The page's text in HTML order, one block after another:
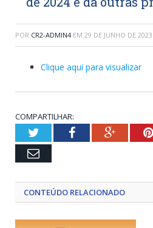
POR CR2-ADMIN4 EM 29 DE JUNHO DE 2023
Clique aqui para visualizar
COMPARTILHAR:
TwitterFacebookGoogle+
Email
CONTEÚDO RELACIONADO